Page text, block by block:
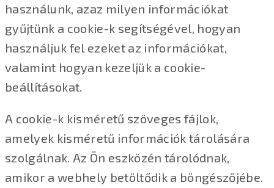
használunk, azaz milyen információkat
gyűjtünk a cookie-k segítségével, hogyan
használjuk fel ezeket az információkat,
valamint hogyan kezeljük a cookie-
beállításokat.
A cookie-k kisméretű szöveges fájlok,
amelyek kisméretű információk tárolására
szolgálnak. Az Ön eszközén tárolódnak,
amikor a webhely betöltődik a böngészőjébe.